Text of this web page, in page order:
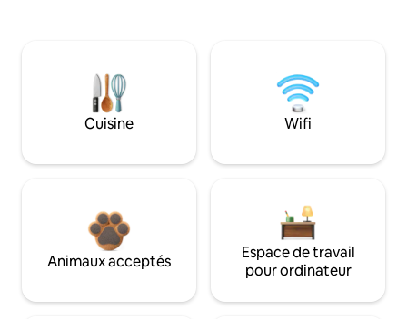
Cuisine Wifi
Animaux acceptés
Espace de travail
pour ordinateur